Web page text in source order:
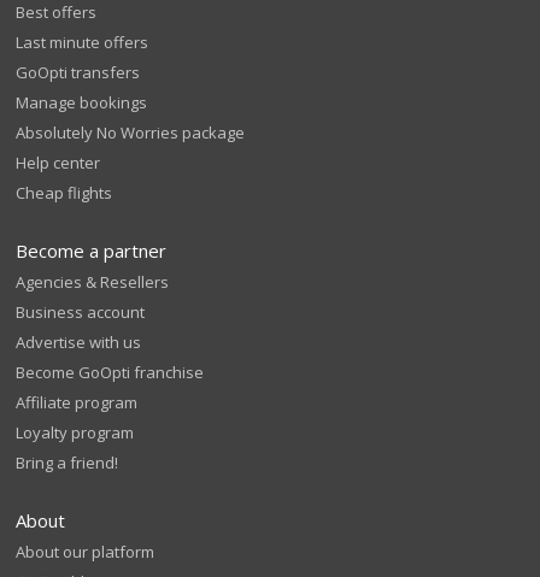
Best offers
Last minute offers
GoOpti transfers
Manage bookings
Absolutely No Worries package
Help center
Cheap flights
Become a partner
Agencies & Resellers
Business account
Advertise with us
Become GoOpti franchise
Affiliate program
Loyalty program
Bring a friend!
About
About our platform